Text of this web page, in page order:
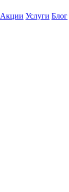
Акции Услуги Блог